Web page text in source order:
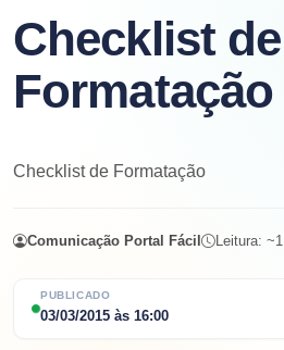
Checklist de
Formatação
PUBLICADO
03/03/2015 às 16:00
Checklist de Formatação
Comunicação Portal Fácil Leitura: ~1